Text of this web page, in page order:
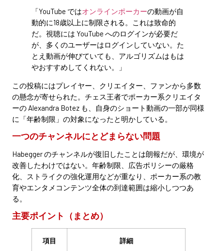
「YouTube ではオンラインポーカーの動画が自
動的に18歳以上に制限される。これは致命的
だ。視聴には YouTube へのログインが必要だ
が、多くのユーザーはログインしていない。た
とえ動画が伸びていても、アルゴリズムはもは
やおすすめしてくれない。」
この投稿にはプレイヤー、クリエイター、ファンから多数
の懸念が寄せられた。チェス王者でポーカー系クリエイタ
ーの Alexandra Botez も、自身のショート動画の一部が同様
に「年齢制限」の対象になったと明かしている。
一つのチャンネルにとどまらない問題
Habegger のチャンネルが復旧したことは朗報だが、環境が
改善したわけではない。年齢制限、広告ポリシーの厳格
化、ストライクの強化運用などが重なり、ポーカー系の教
育やエンタメコンテンツ全体の到達範囲は縮小しつつあ
る。
主要ポイント（まとめ）
項目 詳細